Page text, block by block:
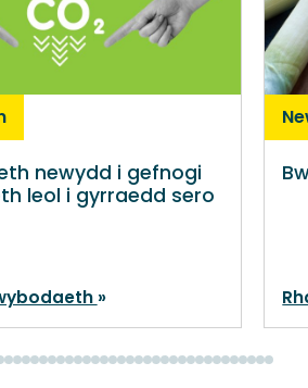
newydd i gefnogi
leol i gyrraedd sero